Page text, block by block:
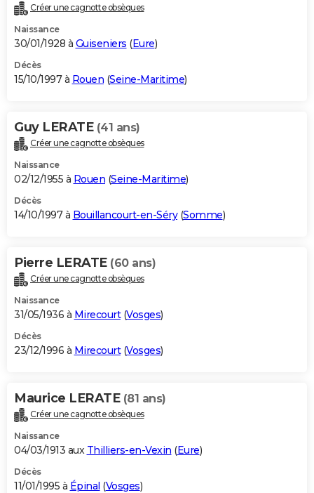
Créer une cagnotte obsèques
Naissance
30/01/1928 à Guiseniers (Eure)
Décès
15/10/1997 à Rouen (Seine-Maritime)
Guy LERATE (41 ans)
Créer une cagnotte obsèques
Naissance
02/12/1955 à Rouen (Seine-Maritime)
Décès
14/10/1997 à Bouillancourt-en-Séry(Somme)
Pierre LERATE (60 ans)
Créer une cagnotte obsèques
Naissance
31/05/1936 à Mirecourt(Vosges)
Décès
23/12/1996 à Mirecourt(Vosges)
Maurice LERATE (81 ans)
Créer une cagnotte obsèques
Naissance
04/03/1913 aux Thilliers-en-Vexin (Eure)
Décès
11/01/1995 à Épinal (Vosges)